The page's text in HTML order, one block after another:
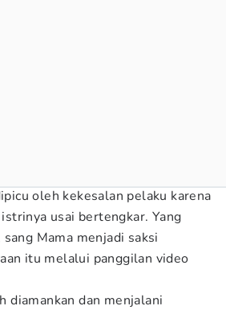
oleh kekesalan pelaku karena
usai bertengkar. Yang
Mama menjadi saksi
itu melalui panggilan video
diamankan dan menjalani